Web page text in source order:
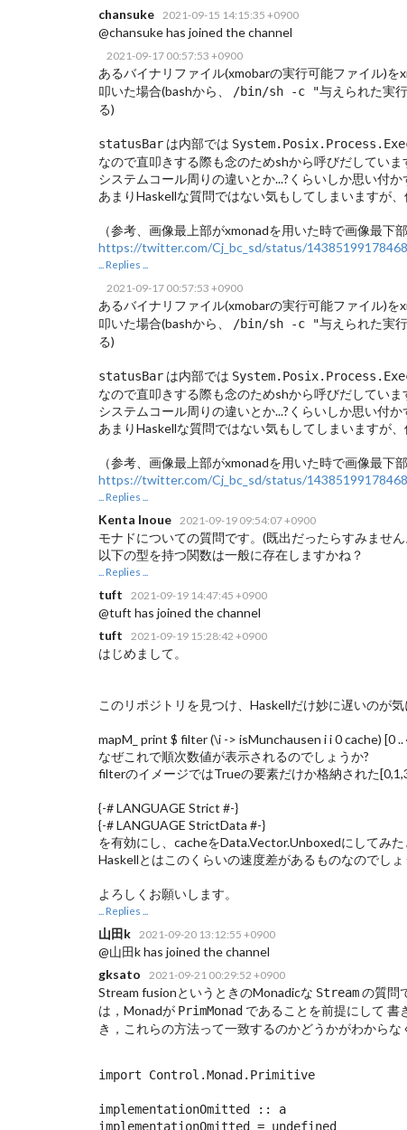
chansuke
2021-09-15 14:15:35 +0900
@chansuke has joined the channel
2021-09-17 00:57:53 +0900
あるバイナリファイル(xmobarの実行可能ファイル)を
叩いた場合(bashから、
/bin/sh -c "与えられた実行
る)
statusBarは内部では
なので直叩きする際も念のためshから呼びだしていま
システムコール周りの違いとか...?くらいしか思い付か
あまりHaskellな質問ではない気もしてしまいますが
（参考、画像最上部がxmonadを用いた時で画像最下
https://twitter.com/Cj_bc_sd/status/
... Replies ...
2021-09-17 00:57:53 +0900
あるバイナリファイル(xmobarの実行可能ファイル)を
叩いた場合(bashから、
/bin/sh -c "与えられた実行
る)
statusBarは内部では
なので直叩きする際も念のためshから呼びだしていま
システムコール周りの違いとか...?くらいしか思い付か
あまりHaskellな質問ではない気もしてしまいますが
（参考、画像最上部がxmonadを用いた時で画像最下
https://twitter.com/Cj_bc_sd/status/
... Replies ...
Kenta Inoue 2021-09-19 09:54:07 +0900
モナドについての質問です。(既出だったらすみません
以下の型を持つ関数は一般に存在しますかね？
... Replies ...
tuft 2021-09-19 14:47:45 +0900
@tuft has joined the channel
tuft
2021-09-19 15:28:42 +0900
はじめまして。
このリポジトリを見つけ、Haskellだけ妙に遅いのが
mapM_ print $ filter (\i -> isMunchausen i i 0 cache) [0
なぜこれで順次数値が表示されるのでしょうか?
filterのイメージではTrueの要素だけか格納された
{-# LANGUAGE Strict #-}
{-# LANGUAGE StrictData #-}
を有効にし、cacheをData.Vector.Unboxedにしてみ
Haskellとはこのくらいの速度差があるものなのでしょ
よろしくお願いします。
... Replies ...
山田k 2021-09-20 13:12:55 +0900
@山田k has joined the channel
gksato
2021-09-21 00:29:52 +0900
Stream fusionというときのMonadicな Streamの質問
は，Monadが PrimMonadであることを前提にして 書
き，これらの方法って一致するのかどうかがわから
import Control.Monad.Primitive
implementationOmitted :: a
implementationOmitted = undefined